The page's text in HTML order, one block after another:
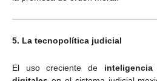
5. La tecnopolítica judicial
El uso creciente de